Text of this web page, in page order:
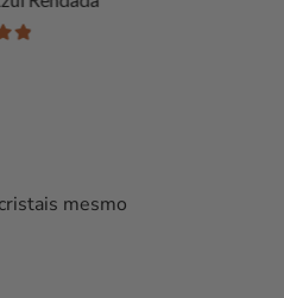
mesmo